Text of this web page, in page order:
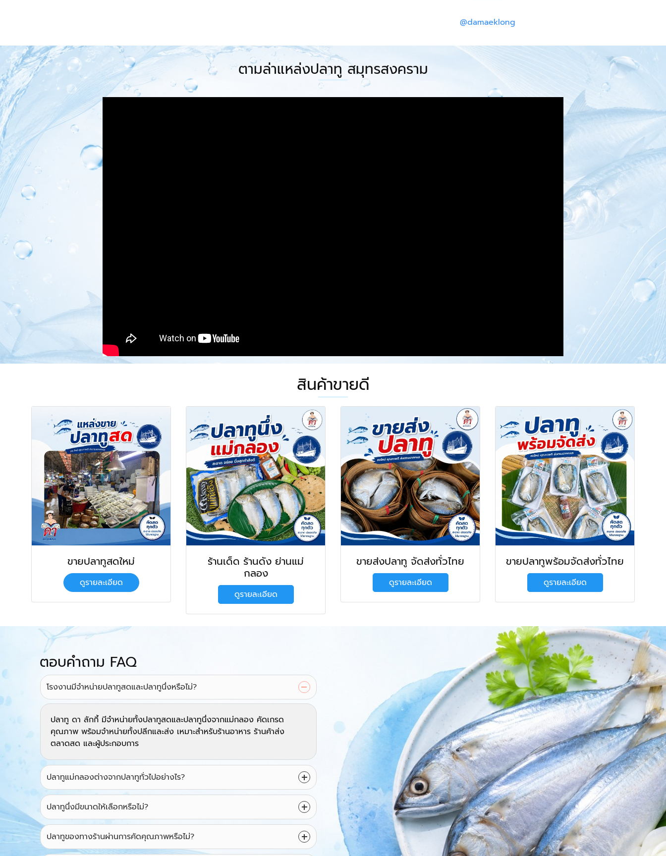
@damaeklong
ตามล่าแหล่งปลาทู สมุทรสงคราม
สินค้าขายดี
ขายปลาทูสดใหม่
ดูรายละเอียด
ร้านเด็ด ร้านดัง ย่านแม่
กลอง
ดูรายละเอียด
ขายส่งปลาทู จัดส่งทั่วไทย
ดูรายละเอียด
ขายปลาทูพร้อมจัดส่งทั่วไทย
ดูรายละเอียด
ตอบคำถาม FAQ
โรงงานมีจำหน่ายปลาทูสดและปลาทูนึ่งหรือไม่?
ปลาทู ดา ลักกี้ มีจำหน่ายทั้งปลาทูสดและปลาทูนึ่งจากแม่กลอง คัดเกรด
คุณภาพ พร้อมจำหน่ายทั้งปลีกและส่ง เหมาะสำหรับร้านอาหาร ร้านค้าส่ง
ตลาดสด และผู้ประกอบการ
ปลาทูแม่กลองต่างจากปลาทูทั่วไปอย่างไร?
ปลาทูนึ่งมีขนาดให้เลือกหรือไม่?
ปลาทูของทางร้านผ่านการคัดคุณภาพหรือไม่?